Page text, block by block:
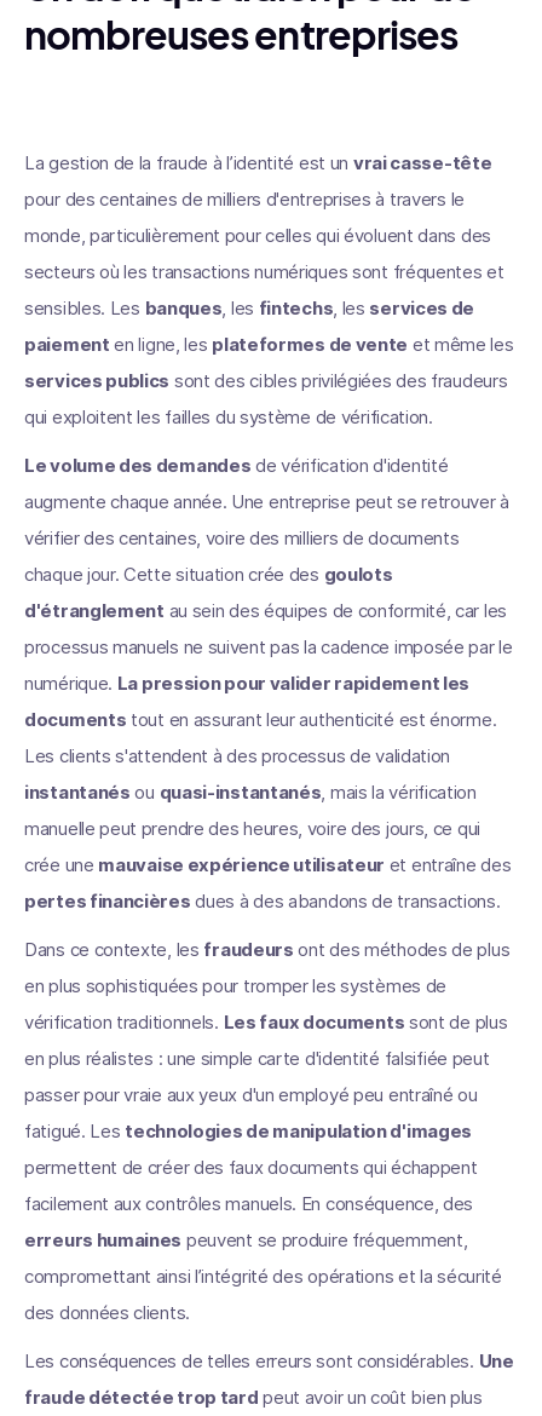
nombreuses entreprises
La gestion de la fraude à l’identité est un vrai casse-tête
pour des centaines de milliers d'entreprises à travers le
monde, particulièrement pour celles qui évoluent dans des
secteurs où les transactions numériques sont fréquentes et
sensibles. Les banques, les fintechs, les services de
paiement en ligne, les plateformes de vente et même les
services publics sont des cibles privilégiées des fraudeurs
qui exploitent les failles du système de vérification.
Le volume des demandes de vérification d'identité
augmente chaque année. Une entreprise peut se retrouver à
vérifier des centaines, voire des milliers de documents
chaque jour. Cette situation crée des goulots
d'étranglement au sein des équipes de conformité, car les
processus manuels ne suivent pas la cadence imposée par le
numérique. La pression pour valider rapidement les
documents tout en assurant leur authenticité est énorme.
Les clients s'attendent à des processus de validation
instantanés ou quasi-instantanés, mais la vérification
manuelle peut prendre des heures, voire des jours, ce qui
crée une mauvaise expérience utilisateur et entraîne des
pertes financières dues à des abandons de transactions.
Dans ce contexte, les fraudeurs ont des méthodes de plus
en plus sophistiquées pour tromper les systèmes de
vérification traditionnels. Les faux documents sont de plus
en plus réalistes : une simple carte d'identité falsifiée peut
passer pour vraie aux yeux d'un employé peu entraîné ou
fatigué. Les technologies de manipulation d'images
permettent de créer des faux documents qui échappent
facilement aux contrôles manuels. En conséquence, des
erreurs humaines peuvent se produire fréquemment,
compromettant ainsi l’intégrité des opérations et la sécurité
des données clients.
Les conséquences de telles erreurs sont considérables. Une
fraude détectée trop tard peut avoir un coût bien plus